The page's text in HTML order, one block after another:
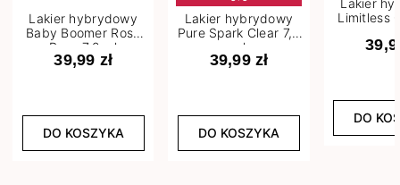
Lakier hybrydowy
Baby Boomer Rose
Base 7,2 ml
39,99 zł
DO KOSZYKA
Lakier hybrydowy
Pure Spark Clear 7,2
ml
39,99 zł
DO KOSZYKA
Lakier
Limitless
DO